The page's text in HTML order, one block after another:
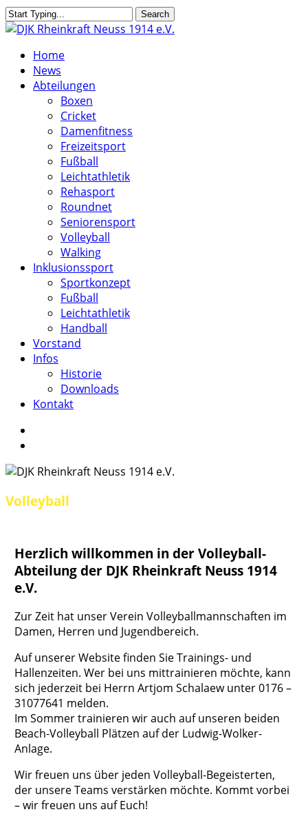
Skip
to
content
Search
Close
search
MenuHome
News
Abteilungen
Boxen
Cricket
Damenfitness
Freizeitsport
Fußball
Leichtathletik
Rehasport
Roundnet
Seniorensport
Volleyball
Walking
Inklusionssport
Sportkonzept
Fußball
Leichtathletik
Handball
Vorstand
Infos
Historie
Downloads
Kontakt
Volleyball
Herzlich willkommen in der Volleyball-
Abteilung der DJK Rheinkraft Neuss 1914
e.V.
Zur Zeit hat unser Verein Volleyballmannschaften im
Damen, Herren und Jugendbereich.
Auf unserer Website finden Sie Trainings- und
Hallenzeiten. Wer bei uns mittrainieren möchte, kann
sich jederzeit bei Herrn Artjom Schalaew unter 0176 –
31077641 melden.
Im Sommer trainieren wir auch auf unseren beiden
Beach-Volleyball Plätzen auf der Ludwig-Wolker-
Anlage.
Wir freuen uns über jeden Volleyball-Begeisterten,
der unsere Teams verstärken möchte. Kommt vorbei
– wir freuen uns auf Euch!